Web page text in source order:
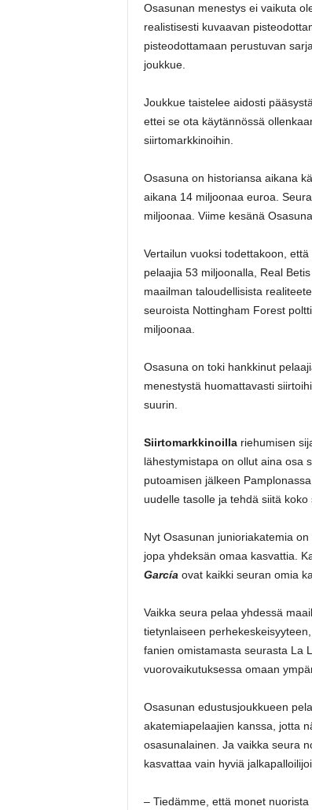
Osasunan menestys ei vaikuta
realistisesti kuvaavan
pisteodottamaan perustuvan
joukkue.
Joukkue taistelee aidosti
ettei se ota käytännössä
siirtomarkkinoihin.
Osasuna on historiansa aikana
aikana 14 miljoonaa euroa.
miljoonaa. Viime kesänä
Vertailun vuoksi todettakoon,
pelaajia 53 miljoonalla, Real
maailman taloudellisista
seuroista Nottingham Forest
miljoonaa.
Osasuna on toki hankkinut
menestystä huomattavasti
suurin.
Siirtomarkkinoillariehumisen
lähestymistapa on ollut aina osa
putoamisen jälkeen
uudelle tasolle ja tehdä siitä koko
Nyt Osasunan junioriakatemia
jopa yhdeksän omaa kasvattia.
García ovat kaikki seuran omia
Vaikka seura pelaa yhdessä
tietynlaiseen
fanien omistamasta seurasta La
vuorovaikutuksessa omaan
Osasunan edustusjoukkueen
akatemiapelaajien kanssa, jotta
osasunalainen. Ja vaikka seura
kasvattaa vain hyviä
– Tiedämme, että monet